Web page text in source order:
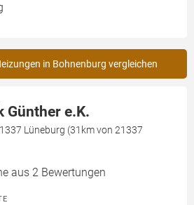
in Bohnenburg vergleichen
Günther e.K.
Lüneburg (31km von 21337
aus 2 Bewertungen